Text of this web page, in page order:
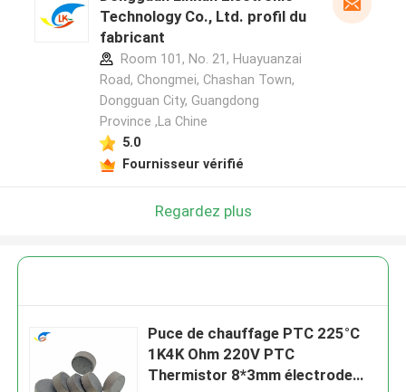
Technology Co., Ltd. profil du
fabricant
Room 101, No. 21, Huayuanzai
Road, Chongmei, Chashan Town,
Dongguan City, Guangdong
Province ,La Chine
5.0
Fournisseur vérifié
Regardez plus
Puce de chauffage PTC 225°C
1K4K Ohm 220V PTC
Thermistor 8*3mm électrode